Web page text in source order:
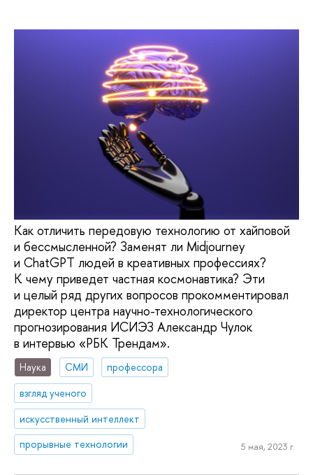
Как отличить передовую технологию от хайповой
и бессмысленной? Заменят ли Midjourney
и ChatGPT людей в креативных профессиях?
К чему приведет частная космонавтика? Эти
и целый ряд других вопросов прокомментировал
директор центра научно-технологического
прогнозирования ИСИЭЗ Александр Чулок
в интервью «РБК Трендам».
Наука СМИ
профессора
взгляд ученого
искусственный интеллект
прорывные технологии
5 мая, 2023 г.